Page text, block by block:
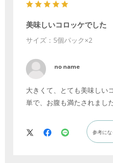
美味しいコロッケでした
サイズ：5個パック×2
no name
大きくて、とても美味しい
単で、お腹も満たされました
参考にな